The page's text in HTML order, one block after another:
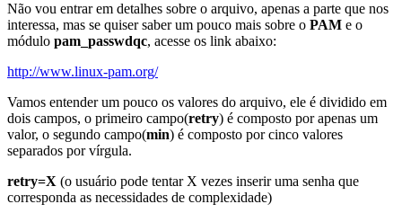
Não vou entrar em detalhes sobre o arquivo, apenas a parte que nos
interessa, mas se quiser saber um pouco mais sobre o PAM e o
módulo pam_passwdqc, acesse os link abaixo:
http://www.linux-pam.org/
Vamos entender um pouco os valores do arquivo, ele é dividido em
dois campos, o primeiro campo(retry) é composto por apenas um
valor, o segundo campo(min) é composto por cinco valores
separados por vírgula.
retry=X (o usuário pode tentar X vezes inserir uma senha que
corresponda as necessidades de complexidade)